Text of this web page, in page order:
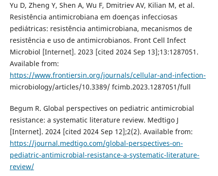
Yu D, Zheng Y, Shen A, Wu F, Dmitriev AV, Kilian M, et al.
Resistência antimicrobiana em doenças infecciosas
pediátricas: resistência antimicrobiana, mecanismos de
resistência e uso de antimicrobianos. Front Cell Infect
Microbiol [Internet]. 2023 [cited 2024 Sep 13];13:1287051.
Available from:
https://www.frontiersin.org/journals/cellular-and-infection-
microbiology/articles/10.3389/ fcimb.2023.1287051/full
Begum R. Global perspectives on pediatric antimicrobial
resistance: a systematic literature review. Medtigo J
[Internet]. 2024 [cited 2024 Sep 12];2(2). Available from:
https://journal.medtigo.com/global-perspectives-on-
pediatric-antimicrobial-resistance-a-systematic-literature-
review/